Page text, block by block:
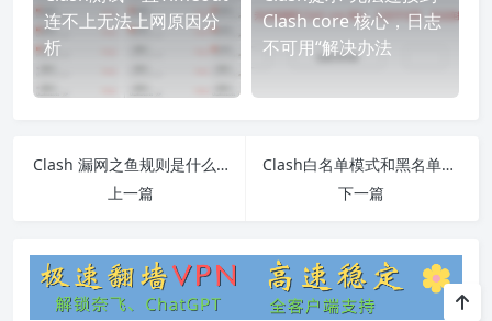
连不上无法上网原因分
析
Clash core 核心，日志
不可用“解决办法
Clash 漏网之鱼规则是什么意思？
上一篇
Clash白名单模式和黑名单模式设置详细教程
下一篇